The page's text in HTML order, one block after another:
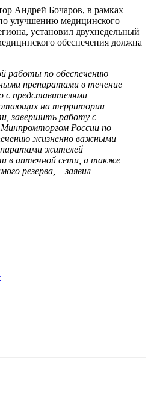
Андрей Бочаров, в рамках
улучшению медицинского
установил двухнедельный
обеспечения должна
работы по обеспечению
препаратами в течение
с представителями
на территории
завершить работу с
России по
жизненно важными
жителей
в аптечной сети, а также
резерва, – заявил